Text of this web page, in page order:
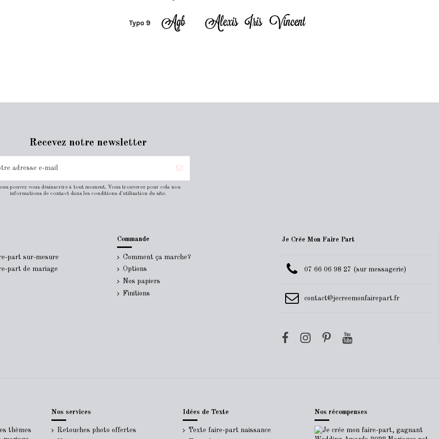
Recevez notre newsletter
pouvez vous désinscrire à tout moment. Vous trouverez pour cela nos
informations de contact dans les conditions d'utilisation du site.
part sur-mesure
part de mariage
Commande
Comment ça marche?
Options
Nos papiers
Finitions
Je Crée Mon Faire Part
07 66 06 98 27 (sur messagerie)
contact@jecreemonfairepart.fr
thèmes
Nos services
Retouches photo offertes
Idées de Texte
Texte faire-part naissance
Nos récompenses